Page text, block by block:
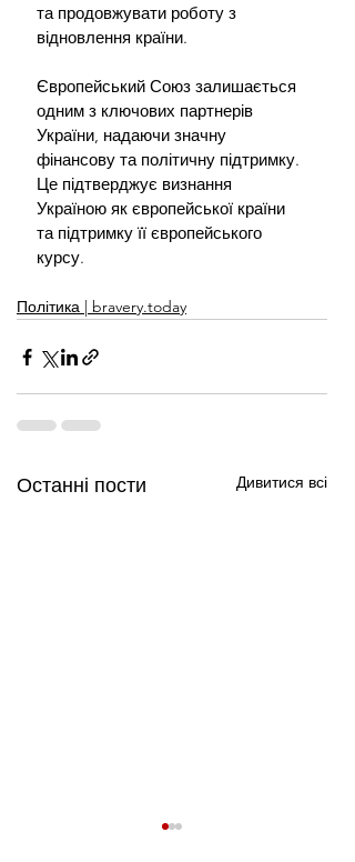
та продовжувати роботу з
відновлення країни.
Європейський Союз залишається
одним з ключових партнерів
України, надаючи значну
фінансову та політичну підтримку.
Це підтверджує визнання
Україною як європейської країни
та підтримку її європейського
курсу.
Політика | bravery.today
Останні пости Дивитися всі